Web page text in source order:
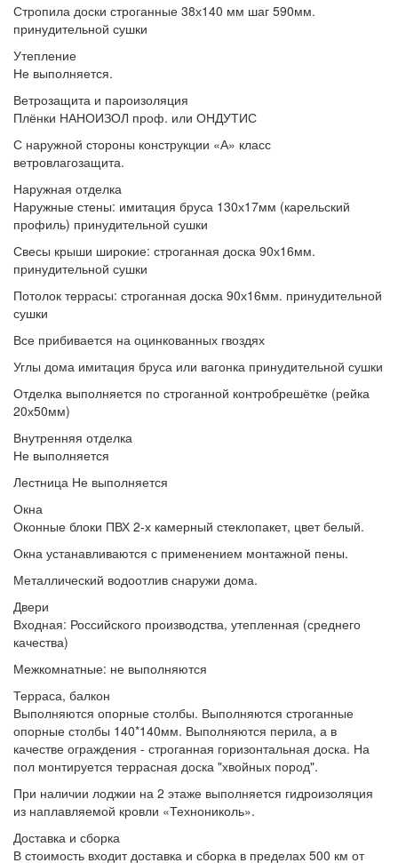
Стропила доски строганные 38х140 мм шаг 590мм.
принудительной сушки
Утепление
Не выполняется.
Ветрозащита и пароизоляция
Плёнки НАНОИЗОЛ проф. или ОНДУТИС
С наружной стороны конструкции «А» класс
ветровлагозащита.
Наружная отделка
Наружные стены: имитация бруса 130х17мм (карельский
профиль) принудительной сушки
Свесы крыши широкие: строганная доска 90х16мм.
принудительной сушки
Потолок террасы: строганная доска 90х16мм. принудительной
сушки
Все прибивается на оцинкованных гвоздях
Углы дома имитация бруса или вагонка принудительной сушки
Отделка выполняется по строганной контробрешётке (рейка
20х50мм)
Внутренняя отделка
Не выполняется
Лестница Не выполняется
Окна
Оконные блоки ПВХ 2-х камерный стеклопакет, цвет белый.
Окна устанавливаются с применением монтажной пены.
Металлический водоотлив снаружи дома.
Двери
Входная: Российского производства, утепленная (среднего
качества)
Межкомнатные: не выполняются
Терраса, балкон
Выполняются опорные столбы. Выполняются строганные
опорные столбы 140*140мм. Выполняются перила, а в
качестве ограждения - строганная горизонтальная доска. На
пол монтируется террасная доска "хвойных пород".
При наличии лоджии на 2 этаже выполняется гидроизоляция
из наплавляемой кровли «Технониколь».
Доставка и сборка
В стоимость входитдоставка и сборка в пределах 500 км от